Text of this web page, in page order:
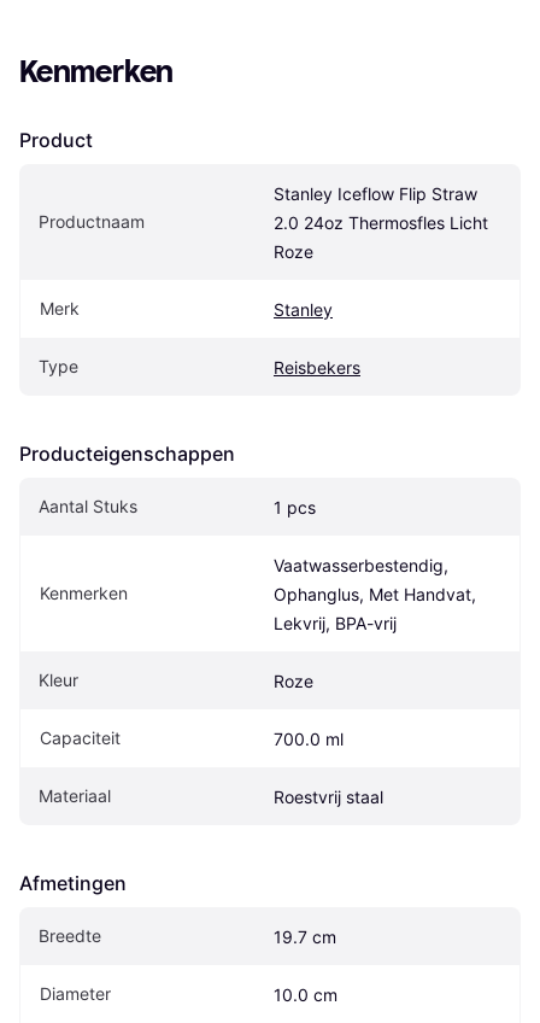
Kenmerken
Product
Productnaam
Stanley Iceflow Flip Straw
2.0 24oz Thermosfles Licht
Roze
Merk Stanley
Type Reisbekers
Producteigenschappen
Aantal Stuks 1 pcs
Kenmerken
Vaatwasserbestendig,
Ophanglus, Met Handvat,
Lekvrij, BPA-vrij
Kleur Roze
Capaciteit 700.0 ml
Materiaal Roestvrij staal
Afmetingen
Breedte 19.7 cm
Diameter 10.0 cm